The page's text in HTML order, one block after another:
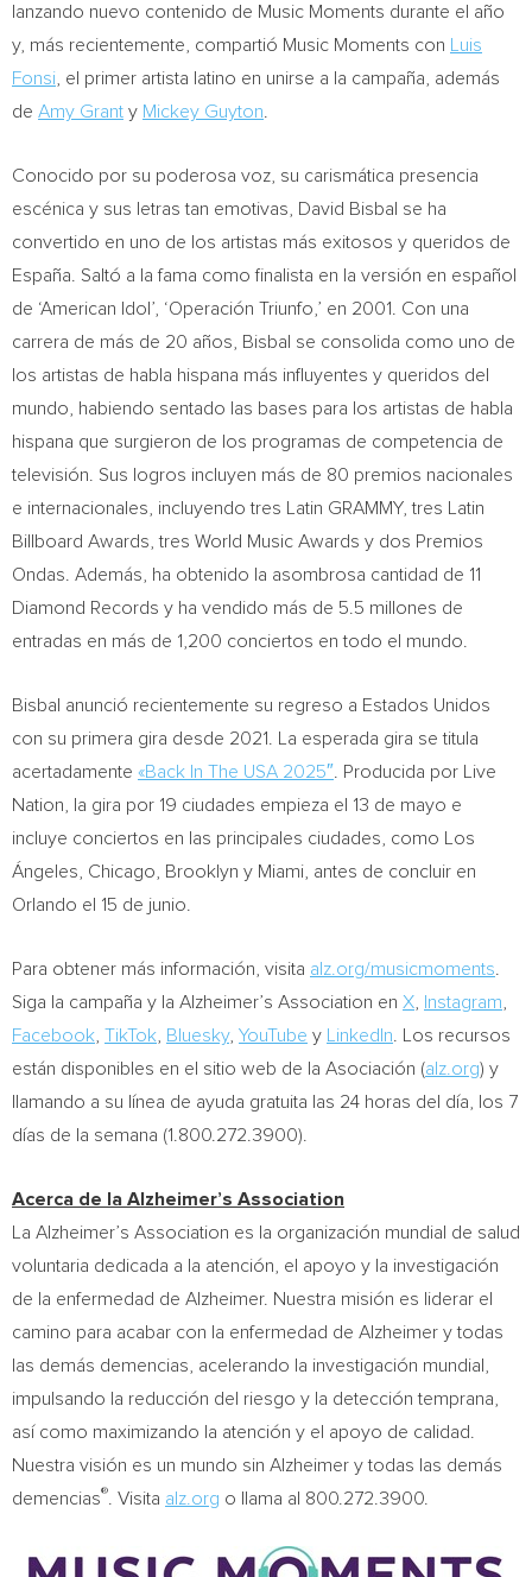
lanzando nuevo contenido de Music Moments durante el año
y, más recientemente, compartió Music Moments con
Luis
Fonsi , el primer artista latino en unirse a la campaña, además
de Amy Grant y Mickey Guyton
Conocido por su poderosa voz, su carismática presencia
escénica y sus letras tan emotivas,
David Bisbal se ha
convertido en uno de los artistas más exitosos y queridos de
España. Saltó a la fama como finalista en la versión en español
de ‘American Idol’, ‘Operación Triunfo,’ en 2001. Con una
carrera de más de 20 años, Bisbal se consolida como uno de
los artistas de habla hispana más influyentes y queridos del
mundo, habiendo sentado las bases para los artistas de habla
hispana que surgieron de los programas de competencia de
televisión. Sus logros incluyen más de 80 premios nacionales
e internacionales, incluyendo tres Latin GRAMMY, tres Latin
Billboard Awards, tres World Music Awards y dos Premios
Ondas. Además, ha obtenido la asombrosa cantidad de 11
Diamond Records y ha vendido más de 5.5 millones de
entradas en más de 1,200 conciertos en todo el mundo.
Bisbal anunció recientemente su regreso a Estados Unidos
con su primera gira desde 2021. La esperada gira se titula
acertadamente «Back In The USA 2025″ . Producida por Live
Nation, la gira por 19 ciudades empieza el 13 de mayo e
incluye conciertos en las principales ciudades, como Los
Ángeles, Chicago Brooklyn y Miami , antes de concluir en
Orlando el 15 de junio.
Para obtener más información, visita alz.org/musicmoments
Siga la campaña y la Alzheimer’s Association en X Instagram
Facebook TikTok Bluesky, YouTube y LinkedIn . Los recursos
están disponibles en el sitio web de la Asociación (alz.org) y
llamando a su línea de ayuda gratuita las 24 horas del día, los 7
días de la semana (1.800.272.3900).
Acerca de la Alzheimer’s Association
La Alzheimer’s Association es la organización mundial de salud
voluntaria dedicada a la atención, el apoyo y la investigación
de la enfermedad de Alzheimer. Nuestra misión es liderar el
camino para acabar con la enfermedad de Alzheimer y todas
las demás demencias, acelerando la investigación mundial,
impulsando la reducción del riesgo y la detección temprana,
así como maximizando la atención y el apoyo de calidad.
Nuestra visión es un mundo sin Alzheimer y todas las demás
demencias® . Visita alz.org o llama al 800.272.3900.